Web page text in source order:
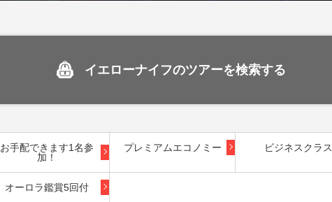
イエローナイフのツアーを検索する
お手配できます1名参
加！
プレミアムエコノミー ビジネスクラス
オーロラ鑑賞5回付